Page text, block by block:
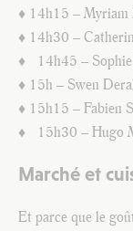
♦ 14h15 – Myriam
♦ 14h30 –
♦ 14h45 – Sophie
♦ 15h – Swen
♦ 15h15 – Fabien
♦ 15h30 – Hugo
Marché et
Et parce que le